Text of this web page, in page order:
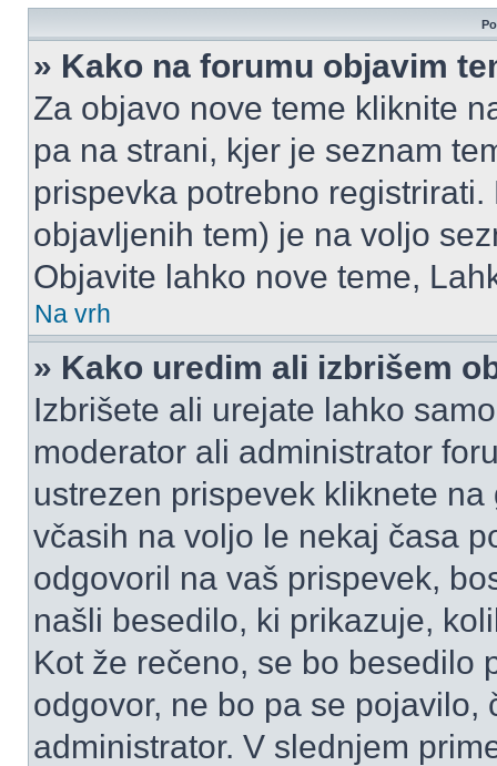
» Kako na forumu objavim
Za objavo nove teme kliknite
pa na strani, kjer je seznam
prispevka potrebno
objavljenih tem) je na voljo
Objavite lahko nove teme,
Na vrh
» Kako uredim ali izbrišem
Izbrišete ali urejate lahko
moderator ali administrator
ustrezen prispevek kliknete
včasih na voljo le nekaj časa
odgovoril na vaš prispevek,
našli besedilo, ki prikazuje,
Kot že rečeno, se bo besedilo
odgovor, ne bo pa se
administrator. V slednjem